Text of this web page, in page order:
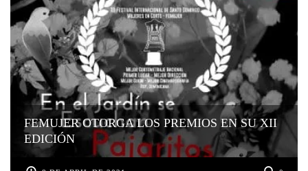
FEMUJER OTORGA LOS PREMIOS EN SU XII
EDICIÓN